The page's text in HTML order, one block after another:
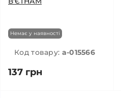
Немає у наявності
Код товару: a-015566
137 грн